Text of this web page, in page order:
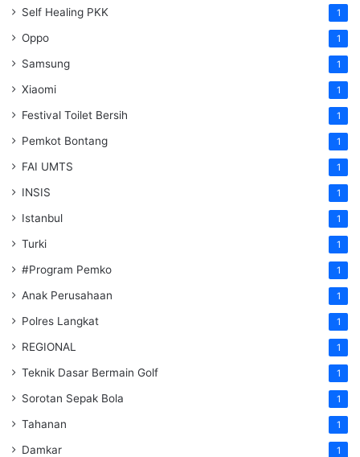
Self Healing PKK 1
Oppo 1
Samsung 1
Xiaomi 1
Festival Toilet Bersih 1
Pemkot Bontang 1
FAI UMTS 1
INSIS 1
Istanbul 1
Turki 1
#Program Pemko 1
Anak Perusahaan 1
Polres Langkat 1
REGIONAL 1
Teknik Dasar Bermain Golf 1
Sorotan Sepak Bola 1
Tahanan 1
Damkar 1